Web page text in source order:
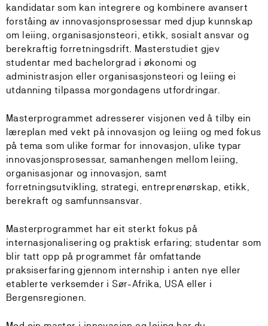
kandidatar som kan integrere og kombinere avansert
forståing av innovasjonsprosessar med djup kunnskap
om leiing, organisasjonsteori, etikk, sosialt ansvar og
berekraftig forretningsdrift. Masterstudiet gjev
studentar med bachelorgrad i økonomi og
administrasjon eller organisasjonsteori og leiing ei
utdanning tilpassa morgondagens utfordringar.
Masterprogrammet adresserer visjonen ved å tilby ein
læreplan med vekt på innovasjon og leiing og med fokus
på tema som ulike formar for innovasjon, ulike typar
innovasjonsprosessar, samanhengen mellom leiing,
organisasjonar og innovasjon, samt
forretningsutvikling, strategi, entreprenørskap, etikk,
berekraft og samfunnsansvar.
Masterprogrammet har eit sterkt fokus på
internasjonalisering og praktisk erfaring; studentar som
blir tatt opp på programmet får omfattande
praksiserfaring gjennom internship i anten nye eller
etablerte verksemder i Sør-Afrika, USA eller i
Bergensregionen.